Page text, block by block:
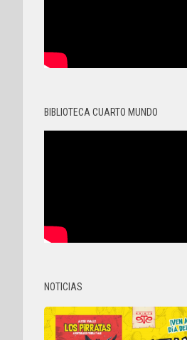
BIBLIOTECA CUARTO MUNDO
NOTICIAS